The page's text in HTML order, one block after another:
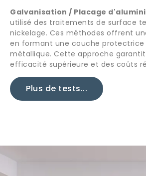
Galvanisation / Placage
utilisé des traitements de surface
nickelage. Ces méthodes offrent
en formant une couche protectrice
métallique. Cette approche
efficacité supérieure et des coûts
Plus de tests...